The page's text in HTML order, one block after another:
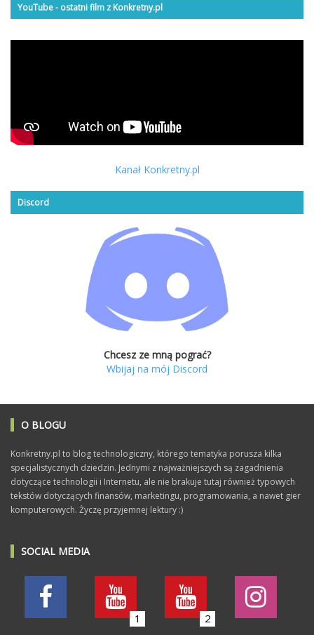
YouTube - ostatni film z Konkretny.pl
Kanał Konkretny.pl
Discord
Chcesz ze mną pograć?
Wbijaj na mój Discord
O BLOGU
Konkretny.pl to blog technologiczny, którego tematyka porusza kilka
specjalistycznych dziedzin. Jednymi z najważniejszych są zagadnienia
dotyczące technologii i Internetu, ale nie brakuje tutaj również typowych
tekstów dotyczących finansów, marketingu, programowania, a nawet gier
komputerowych. Życzę przyjemnej lektury :)
SOCIAL MEDIA
1 2